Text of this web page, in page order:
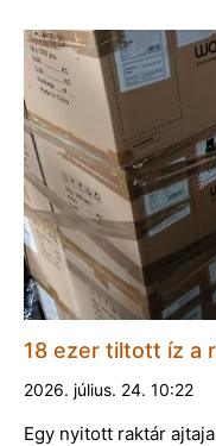
18 ezer tiltott íz a
2026. július. 24. 10:22
Egy nyitott raktár